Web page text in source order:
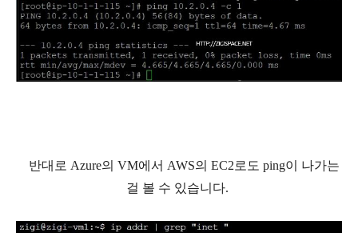
반대로 Azure의 VM에서 AWS의 EC2로도 ping이 나가는
걸 볼 수 있습니다.